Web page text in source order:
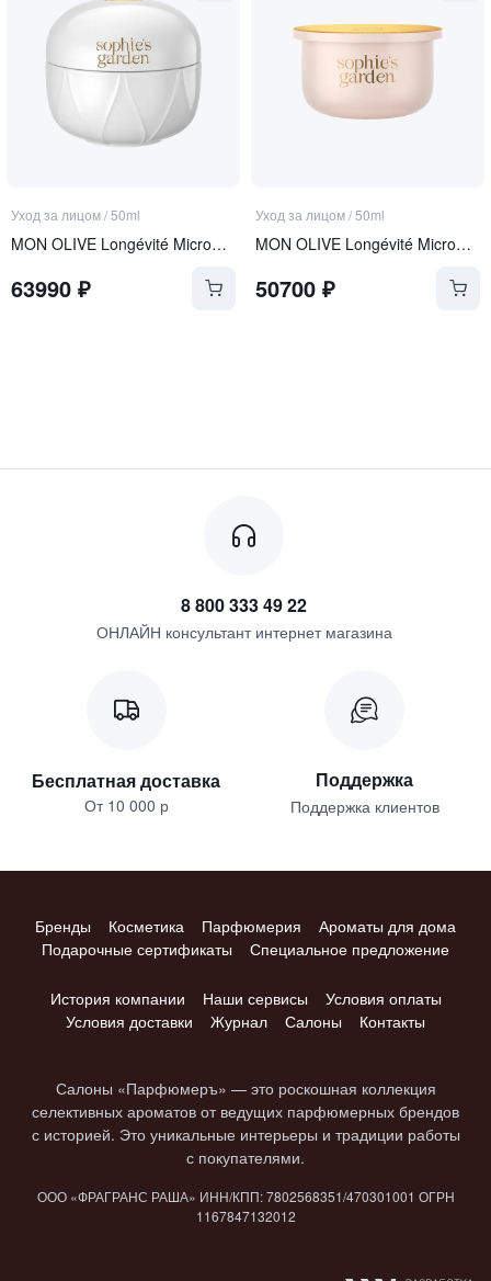
Уход за лицом/50ml
MON OLIVE Longévité Microgel Crème
63990 ₽
Уход за лицом/50ml
MON OLIVE Longévité Microgel Crème REFILL
50700₽
8 800 333 49 22
ОНЛАЙН консультант интернет магазина
Бесплатная доставка
От 10 000 р
Поддержка
Поддержка клиентов
Бренды Косметика Парфюмерия
Ароматы для дома
Подарочные сертификаты
Специальное предложение
История компании Наши сервисы
Условия оплаты
Условия доставки
Журнал Салоны Контакты
Салоны «Парфюмеръ» — это роскошная коллекция
селективных ароматов от ведущих парфюмерных брендов
с историей. Это уникальные интерьеры и традиции работы
с покупателями.
ООО «ФРАГРАНС РАША» ИНН/КПП: 7802​568351/4703​01001 ОГРН
1167847​132012